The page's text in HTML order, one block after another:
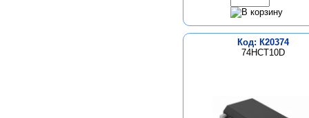
Код: К20374
74HCT10D